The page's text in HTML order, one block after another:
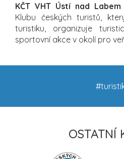
KČT VHT Ústí nad Labem
Klubu českých turistů,
turistiku, organizuje
sportovní akce v okolí pro
OSTATNÍ